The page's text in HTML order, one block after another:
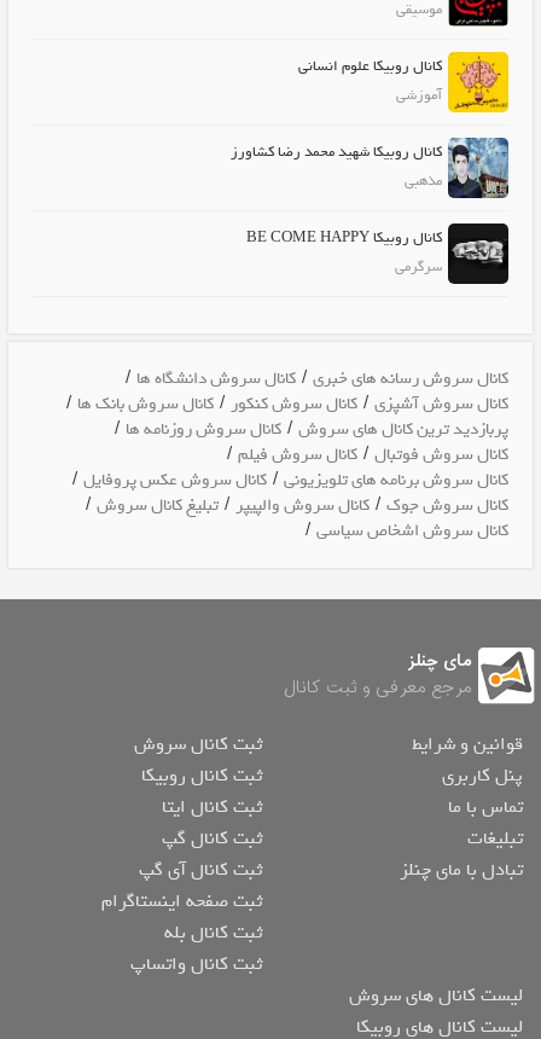
موسیقی
کانال روبیکا علوم انسانی
آموزشی
کانال روبیکا شهید محمد رضا کشاورز
مذهبی
کانال روبیکا BE COME HAPPY
سرگرمی
کانال سروش رسانه های خبری /کانال سروش دانشگاه ها /
کانال سروش آشپزی /کانال سروش کنکور /کانال سروش بانک ها /
پربازدید ترین کانال های سروش /کانال سروش روزنامه ها /
کانال سروش فوتبال /کانال سروش فیلم /
کانال سروش برنامه های تلویزیونی /کانال سروش عکس پروفایل /
کانال سروش جوک /کانال سروش والپیپر /تبلیغ کانال سروش /
کانال سروش اشخاص سیاسی /
مای چنلز
مرجع معرفی و ثبت کانال
قوانین و شرایط
پنل کاربری
تماس با ما
تبلیغات
تبادل با مای چنلز
ثبت کانال سروش
ثبت کانال روبیکا
ثبت کانال ایتا
ثبت کانال گپ
ثبت کانال آی گپ
ثبت صفحه اینستاگرام
ثبت کانال بله
ثبت کانال واتساپ
لیست کانال های سروش
لیست کانال های روبیکا